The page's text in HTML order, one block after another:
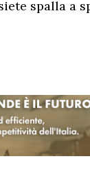
spalla a